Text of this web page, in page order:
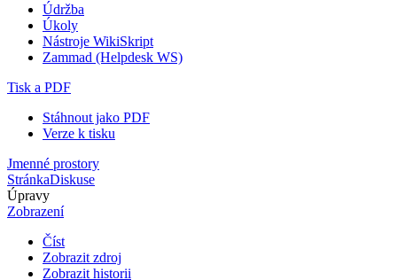
Údržba
Úkoly
Nástroje WikiSkript
Zammad (Helpdesk WS)
Tisk a PDF
Stáhnout jako PDF
Verze k tisku
Jmenné prostory
StránkaDiskuse
Úpravy
Zobrazení
Číst
Zobrazit zdroj
Zobrazit historii